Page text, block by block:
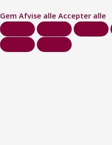
Gem Afvise alle Accepter alle